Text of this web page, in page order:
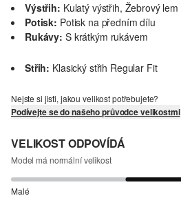
Výstřih: Kulatý výstřih, Žebrový lem
Potisk: Potisk na předním dílu
Rukávy: S krátkým rukávem
Střih: Klasický střih Regular Fit
Nejste si jisti, jakou velikost potřebujete?
Podívejte se do našeho průvodce velikostmi
VELIKOST ODPOVÍDÁ
Model má normální velikost
Malé